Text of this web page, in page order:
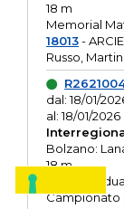
18 m
Memorial
18013-
Russo,
dal: 18/01/
al: 18/01/2026
Bolzano:
18 m
O.R.
Campionato